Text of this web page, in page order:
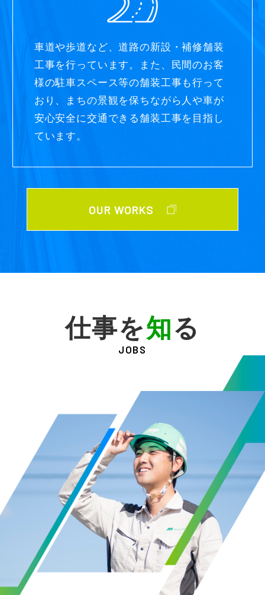
車道や歩道など、道路の新設・補修舗装
工事を行っています。また、民間のお客
様の駐車スペース等の舗装工事も行って
おり、まちの景観を保ちながら人や車が
安心安全に交通できる舗装工事を目指し
ています。
OUR WORKS
仕事を知る
JOBS